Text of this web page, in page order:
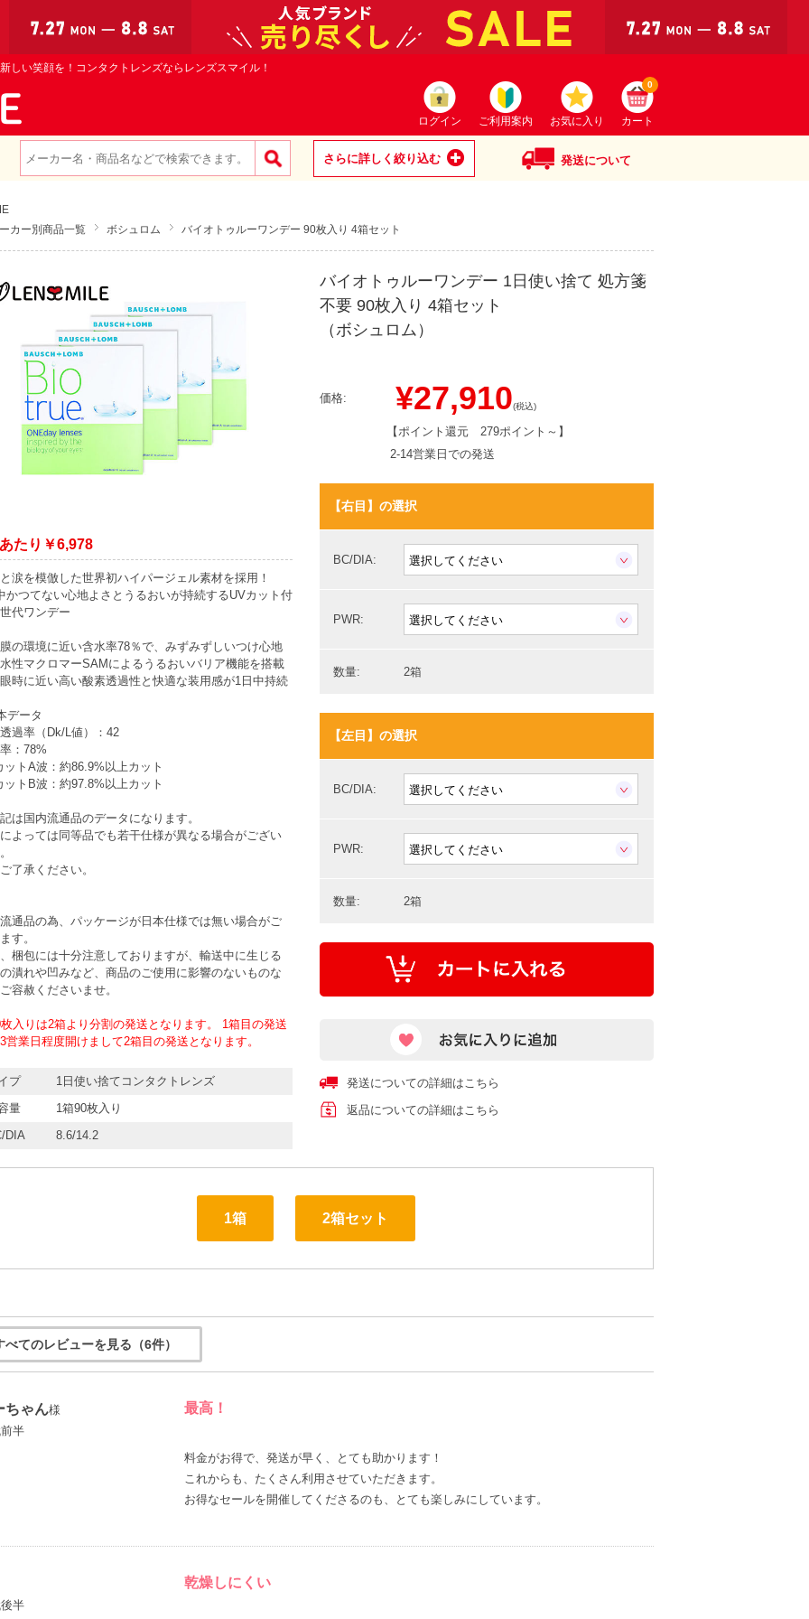
しい笑顔を！コンタクトレンズならレンズスマイル！
ログイン ご利用案内 お気に入り カート
0
さらに詳しく絞り込む 発送について
カー別商品一覧
ボシュロム バイオトゥルーワンデー 90枚入り 4箱セット
たり￥6,978
涙を模倣した世界初ハイパージェル素材を採用！
かつてない心地よさとうるおいが持続するUVカット付
代ワンデー
の環境に近い含水率78％で、みずみずしいつけ心地
性マクロマーSAMによるうるおいバリア機能を搭載
時に近い高い酸素透過性と快適な装用感が1日中持続
データ
過率（Dk/L値）：42
：78%
ットA波：約86.9%以上カット
ットB波：約97.8%以上カット
は国内流通品のデータになります。
よっては同等品でも若干仕様が異なる場合がござい
了承ください。
通品の為、パッケージが日本仕様では無い場合がご
す。
梱包には十分注意しておりますが、輸送中に生じる
潰れや凹みなど、商品のご使用に影響のないものな
容赦くださいませ。
入りは2箱より分割の発送となります。 1箱目の発送
営業日程度開けまして2箱目の発送となります。
プ
1日使い捨てコンタクトレンズ
量
1箱90枚入り
DIA
8.6/14.2
バイオトゥルーワンデー 1日使い捨て 処方箋
不要 90枚入り 4箱セット
（ボシュロム）
価格: ¥27,910(税込)
【ポイント還元 279ポイント～ 】
2-14営業日での発送
【右目】の選択
BC/DIA:
PWR:
数量: 2箱
【左目】の選択
BC/DIA:
PWR:
数量: 2箱
発送についての詳細はこちら
返品についての詳細はこちら
1箱 2箱セット
べてのレビューを見る（6件）
ちゃん様
半
最高！
料金がお得で、発送が早く、とても助かります！
これからも、たくさん利用させていただきます。
半
乾燥しにくい